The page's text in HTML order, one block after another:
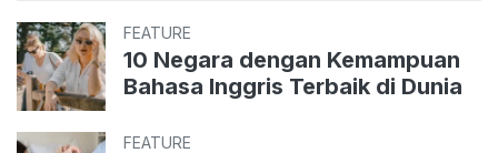
FEATURE
10 Negara dengan Kemampuan
Bahasa Inggris Terbaik di Dunia
FEATURE